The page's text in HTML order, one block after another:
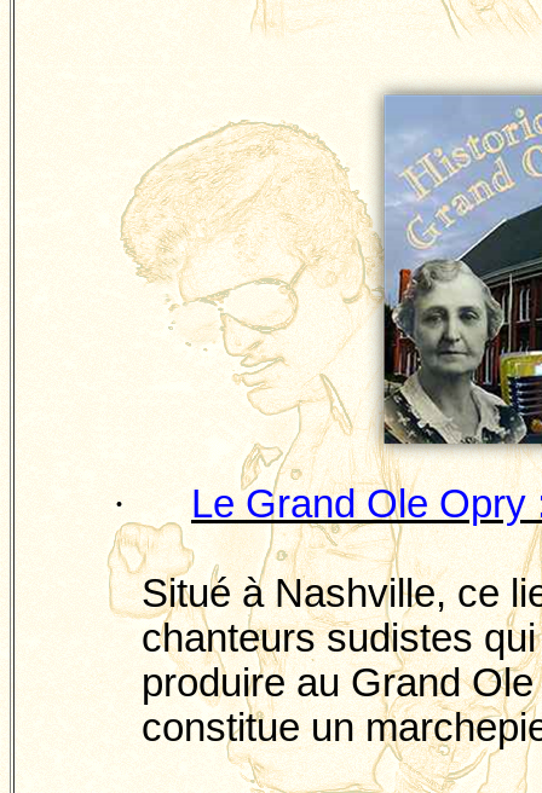
· Le GrandOle Opry
Situé à Nashville, ce
chanteurs sudistes
produire au GrandOle
constitue un